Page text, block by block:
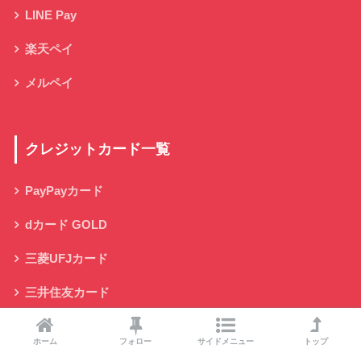
LINE Pay
楽天ペイ
メルペイ
クレジットカード一覧
PayPayカード
dカード GOLD
三菱UFJカード
三井住友カード
楽天カード
ホーム フォロー サイドメニュー トップ